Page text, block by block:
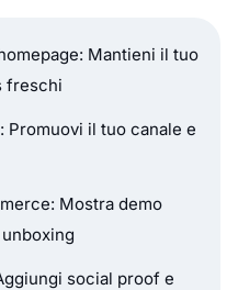
Mantieni il tuo
freschi
Promuovi il tuo canale e
Mostra demo
social proof e